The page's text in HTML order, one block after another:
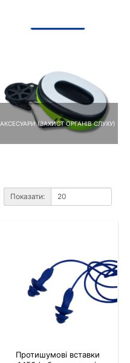
АКСЕСУАРИ (ЗАХИСТ ОРГАНІВ СЛУХУ)
Показати:
Протишумові вставки